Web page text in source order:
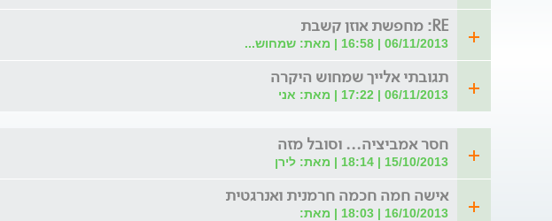
RE: מחפשת אוזן קשבת
06/11/2013 | 16:58 | מאת: שמחוש...
תגובתי אלייך שמחוש היקרה
06/11/2013 | 17:22 | מאת: אני
חסר אמביציה... וסובל מזה
15/10/2013 | 18:14 | מאת: לירן
אישה חמה חכמה חרמנית ואנרגטית
16/10/2013 | 18:03 | מאת: